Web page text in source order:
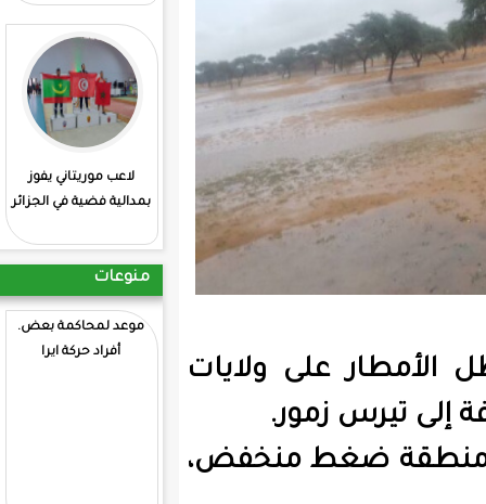
لاعب موريتاني يفوز
بمدالية فضية في الجزائر
: انطلاق منافسات
الشطرنج بمشاركة
أفراد حركة ايرا
81 جثة انتشلتها قوات
البحرية الاسبانية
ولايات
منخفض،